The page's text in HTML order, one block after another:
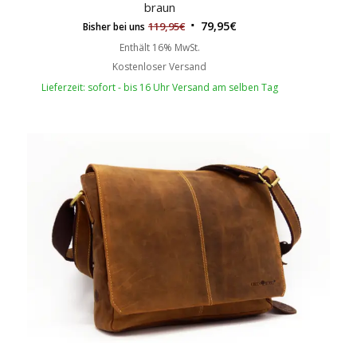
braun
Bisher bei uns 119,95€ 79,95€
Enthält 16% MwSt.
Kostenloser Versand
Lieferzeit: sofort - bis 16 Uhr Versand am selben Tag